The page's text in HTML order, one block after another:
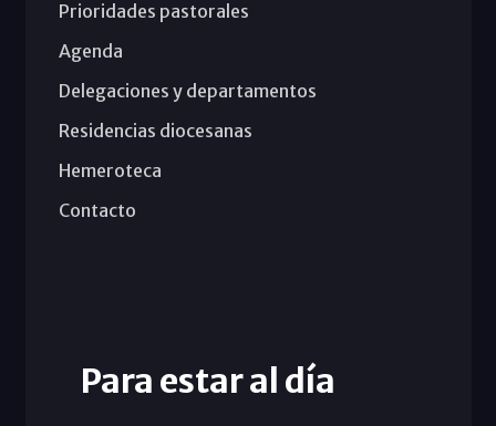
Prioridades pastorales
Agenda
Delegaciones y departamentos
Residencias diocesanas
Hemeroteca
Contacto
Para estar al día